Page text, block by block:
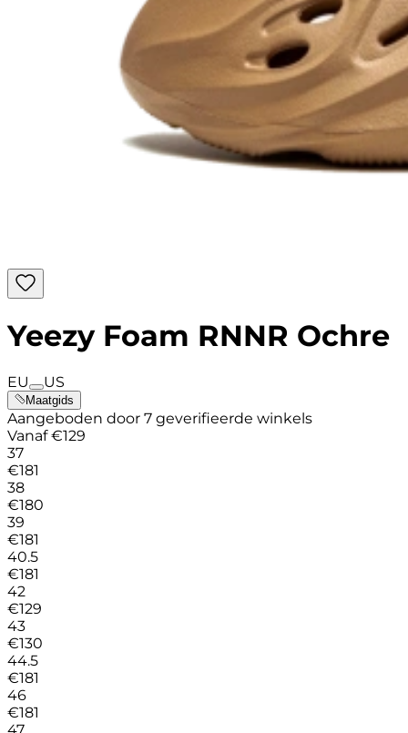
Yeezy Foam RNNR Ochre
EU US
Maatgids
Aangeboden door 7 geverifieerde winkels
Vanaf €129
37
€181
38
€180
39
€181
40.5
€181
42
€129
43
€130
44.5
€181
46
€181